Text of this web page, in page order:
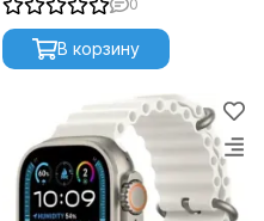
0
В корзину